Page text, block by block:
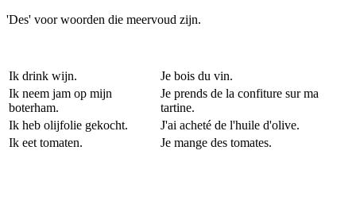
'Des' voor woorden die meervoud zijn.
Ik drink wijn.
Je bois du vin.
Ik neem jam op mijn
boterham.
Je prends de la confiture sur ma
tartine.
Ik heb olijfolie gekocht.
J'ai acheté de l'huile d'olive.
Ik eet tomaten.
Je mange des tomates.